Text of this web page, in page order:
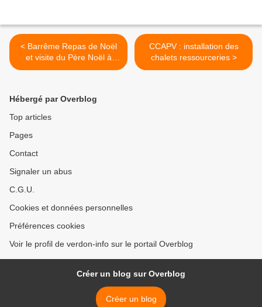
< Barrême Repas de Noël
et visite du Père Noël à
l'école de Barrême
CCAPV : installation des
chalets ressourceries >
Hébergé par Overblog
Top articles
Pages
Contact
Signaler un abus
C.G.U.
Cookies et données personnelles
Préférences cookies
Voir le profil de verdon-info sur le portail Overblog
Créer un blog sur Overblog
Créer un blog